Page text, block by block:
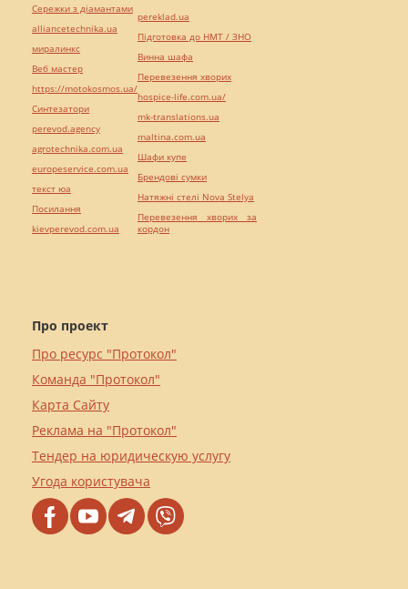
Про проект
Про ресурс "Протокол"
Команда "Протокол"
Карта Сайту
Реклама на "Протокол"
Тендер на юридическую услугу
Угода користувача
Сережки з діамантами
alliancetechnika.ua
миралинкс
Веб мастер
https://motokosmos.ua/
Синтезатори
perevod.agency
agrotechnika.com.ua
europeservice.com.ua
текст юа
Посилання
kievperevod.com.ua
pereklad.ua
Підготовка до НМТ / ЗНО
Винна шафа
Перевезення хворих
hospice-life.com.ua/
mk-translations.ua
maltina.com.ua
Шафи купе
Брендові сумки
Натяжні стелі Nova Stelya
Перевезення хворих за
кордон